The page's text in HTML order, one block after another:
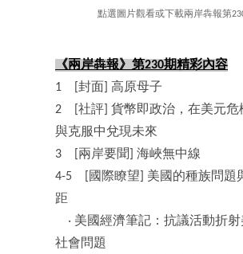
點選圖片觀看或下載兩岸犇報第
《兩岸犇報》第230期精彩內容
1 [封面] 高原母子
2 [社評] 貨幣即政治，在美元危
與克服中兌現未來
3 [兩岸要聞] 海峽無中線
4-5 [國際瞭望] 美國的種族問題
距
‧ 美國經濟筆記：抗議活動折射
社會問題